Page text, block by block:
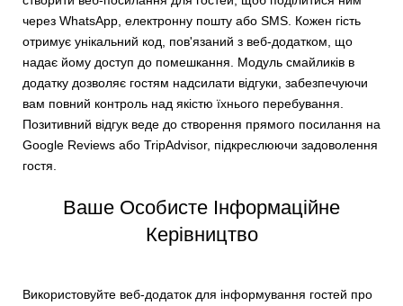
через WhatsApp, електронну пошту або SMS. Кожен гість
отримує унікальний код, пов'язаний з веб-додатком, що
надає йому доступ до помешкання. Модуль смайликів в
додатку дозволяє гостям надсилати відгуки, забезпечуючи
вам повний контроль над якістю їхнього перебування.
Позитивний відгук веде до створення прямого посилання на
Google Reviews або TripAdvisor, підкреслюючи задоволення
гостя.
Ваше Особисте Інформаційне
Керівництво
Використовуйте веб-додаток для інформування гостей про